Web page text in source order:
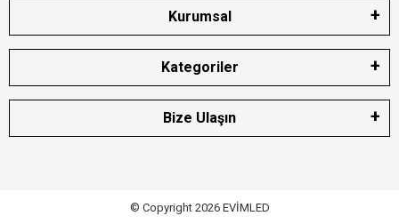
Kurumsal
Kategoriler
Bize Ulaşın
© Copyright 2026 EVİMLED